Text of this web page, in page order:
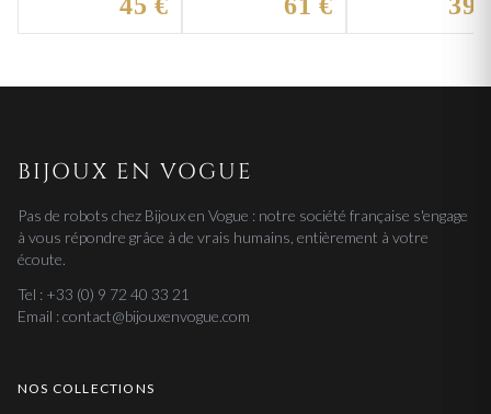
BIJOUX EN VOGUE
Pas de robots chez Bijoux en Vogue : notre société française s'engage
à vous répondre grâce à de vrais humains, entièrement à votre
écoute.
Tel : +33 (0) 9 72 40 33 21
Email : contact@bijouxenvogue.com
NOS COLLECTIONS